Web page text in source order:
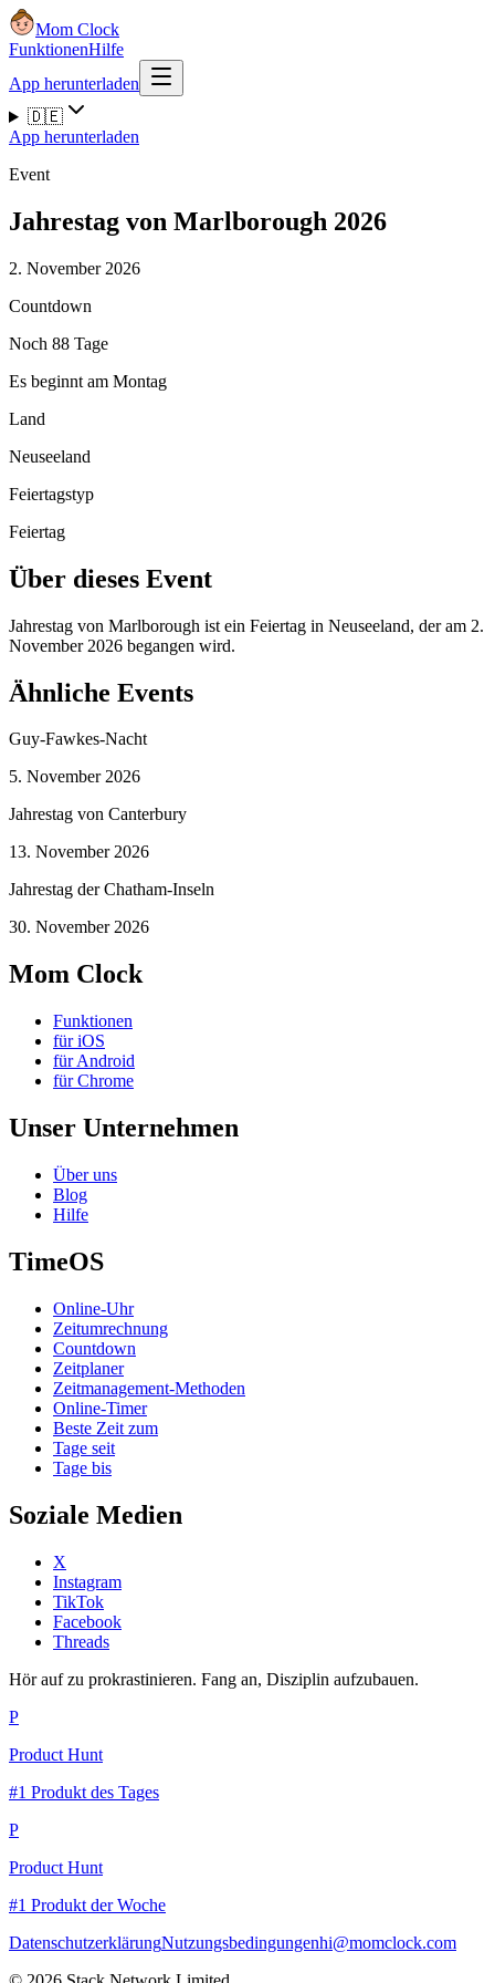
Mom Clock
FunktionenHilfe
App herunterladen
🇩🇪
App herunterladen
Event
Jahrestag von Marlborough 2026
2. November 2026
Countdown
Noch 88 Tage
Es beginnt am Montag
Land
Neuseeland
Feiertagstyp
Feiertag
Über dieses Event
Jahrestag von Marlborough ist ein Feiertag in Neuseeland, der am 2.
November 2026 begangen wird.
Ähnliche Events
Guy-Fawkes-Nacht
5. November 2026
Jahrestag von Canterbury
13. November 2026
Jahrestag der Chatham-Inseln
30. November 2026
Mom Clock
Funktionen
für iOS
für Android
für Chrome
Unser Unternehmen
Über uns
Blog
Hilfe
TimeOS
Online-Uhr
Zeitumrechnung
Countdown
Zeitplaner
Zeitmanagement-Methoden
Online-Timer
Beste Zeit zum
Tage seit
Tage bis
Soziale Medien
X
Instagram
TikTok
Facebook
Threads
Hör auf zu prokrastinieren. Fang an, Disziplin aufzubauen.
P
Product Hunt
#1 Produkt des Tages
P
Product Hunt
#1 Produkt der Woche
DatenschutzerklärungNutzungsbedingungenhi@momclock.com